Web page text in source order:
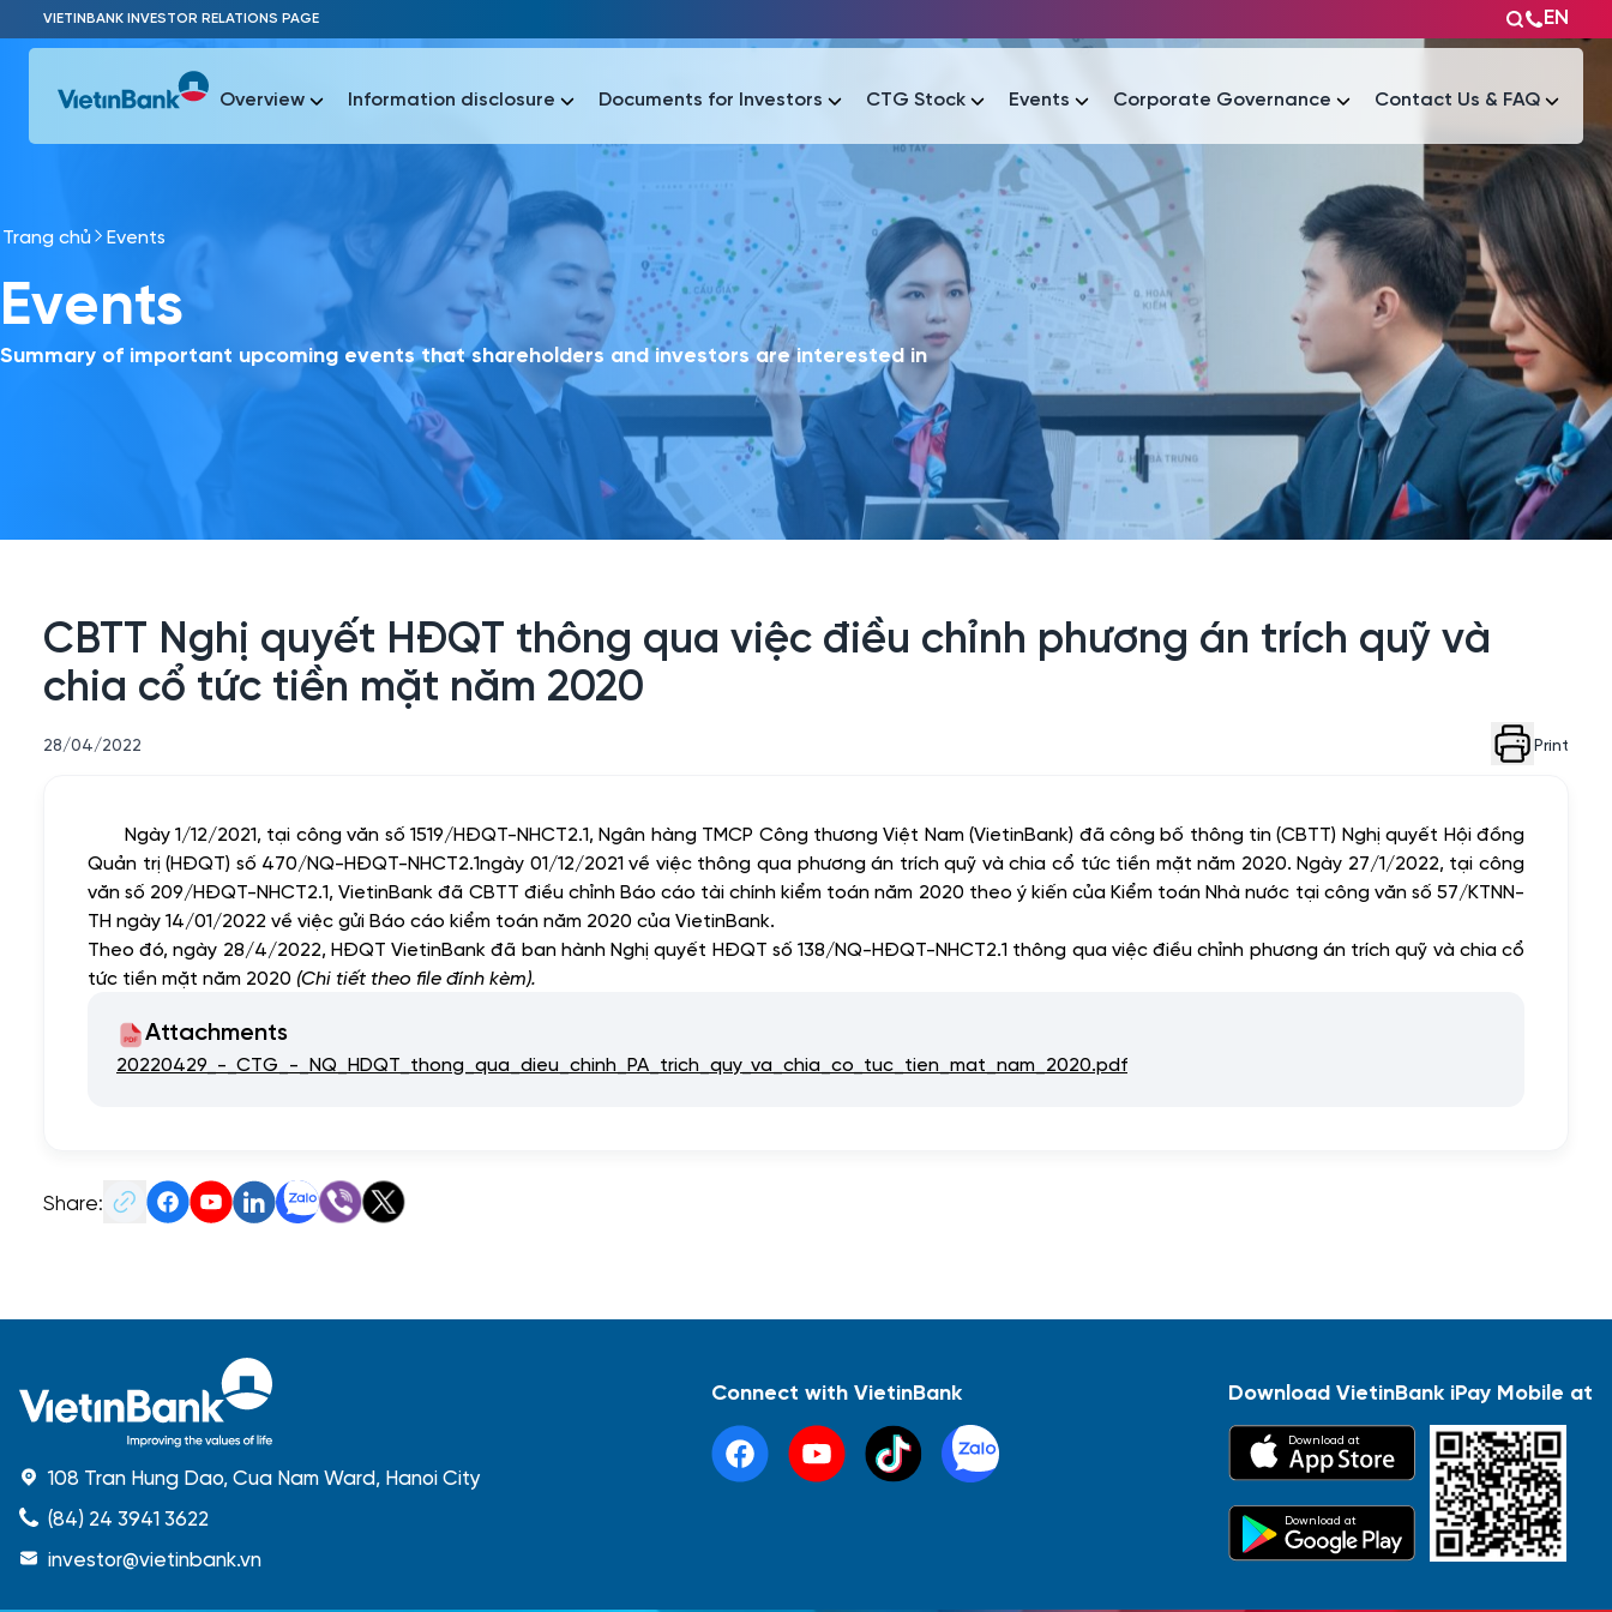
Skip to Main Content
VIETINBANK INVESTOR RELATIONS PAGE EN
Most Popular
Báo cáo tài chính Thông tin giao dịch Công bố thông tin Sự kiện
Overview Information disclosure Documents for Investors CTG Stock Events Corporate Governance Contact Us & FAQ
Most Popular
Thông tin giao dịch Công bố thông tin Tài liệu
Trang chủ Events
Events
Summary of important upcoming events that shareholders and investors are interested in
CBTT Nghị quyết HĐQT thông qua việc điều chỉnh phương án trích quỹ và
chia cổ tức tiền mặt năm 2020
28/04/2022 Print
Ngày 1/12/2021, tại công văn số 1519/HĐQT-NHCT2.1, Ngân hàng TMCP Công thương Việt Nam (VietinBank) đã công bố thông tin (CBTT) Nghị quyết Hội đồng
Quản trị (HĐQT) số 470/NQ-HĐQT-NHCT2.1ngày 01/12/2021 về việc thông qua phương án trích quỹ và chia cổ tức tiền mặt năm 2020. Ngày 27/1/2022, tại công
văn số 209/HĐQT-NHCT2.1, VietinBank đã CBTT điều chỉnh Báo cáo tài chính kiểm toán năm 2020 theo ý kiến của Kiểm toán Nhà nước tạicông văn số 57/KTNN-
TH ngày 14/01/2022 về việc gửi Báo cáo kiểm toán năm 2020 của VietinBank.
Theo đó, ngày 28/4/2022, HĐQT VietinBank đã ban hành Nghị quyết HĐQT số 138/NQ-HĐQT-NHCT2.1 thông qua việc điều chỉnh phương án trích quỹ và chia cổ
tức tiền mặt năm 2020 (Chi tiết theo file đính kèm).
Attachments
20220429_-_CTG_-_NQ_HDQT_thong_qua_dieu_chinh_PA_trich_quy_va_chia_co_tuc_tien_mat_nam_2020.pdf
Share:
108 Tran Hung Dao, Cua Nam Ward, Hanoi City
(84) 24 3941 3622
investor@vietinbank.vn
Connect with VietinBank Download VietinBank iPay Mobile at
Download at
Download at